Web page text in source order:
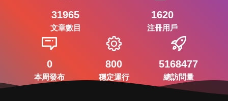
31965
文章數目
1620
注冊用戶
0
本周發布
800
穩定運行
5168477
總訪問量